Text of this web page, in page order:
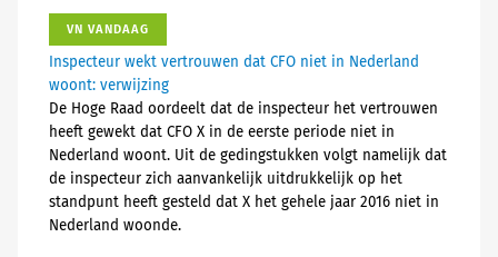
VN VANDAAG
Inspecteur wekt vertrouwen dat CFO niet in Nederland
woont: verwijzing
De Hoge Raad oordeelt dat de inspecteur het vertrouwen
heeft gewekt dat CFO X in de eerste periode niet in
Nederland woont. Uit de gedingstukken volgt namelijk dat
de inspecteur zich aanvankelijk uitdrukkelijk op het
standpunt heeft gesteld dat X het gehele jaar 2016 niet in
Nederland woonde.